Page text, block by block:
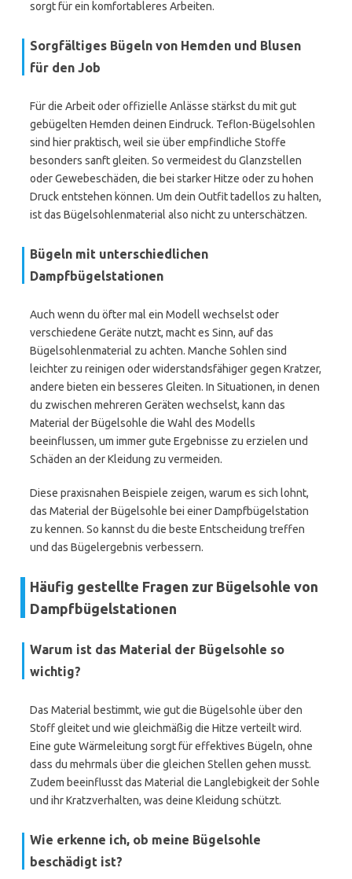
sorgt für ein komfortableres Arbeiten.
Sorgfältiges Bügeln von Hemden und Blusen
für den Job
Für die Arbeit oder offizielle Anlässe stärkst du mit gut
gebügelten Hemden deinen Eindruck. Teflon-Bügelsohlen
sind hier praktisch, weil sie über empfindliche Stoffe
besonders sanft gleiten. So vermeidest du Glanzstellen
oder Gewebeschäden, die bei starker Hitze oder zu hohen
Druck entstehen können. Um dein Outfit tadellos zu halten,
ist das Bügelsohlenmaterial also nicht zu unterschätzen.
Bügeln mit unterschiedlichen
Dampfbügelstationen
Auch wenn du öfter mal ein Modell wechselst oder
verschiedene Geräte nutzt, macht es Sinn, auf das
Bügelsohlenmaterial zu achten. Manche Sohlen sind
leichter zu reinigen oder widerstandsfähiger gegen Kratzer,
andere bieten ein besseres Gleiten. In Situationen, in denen
du zwischen mehreren Geräten wechselst, kann das
Material der Bügelsohle die Wahl des Modells
beeinflussen, um immer gute Ergebnisse zu erzielen und
Schäden an der Kleidung zu vermeiden.
Diese praxisnahen Beispiele zeigen, warum es sich lohnt,
das Material der Bügelsohle bei einer Dampfbügelstation
zu kennen. So kannst du die beste Entscheidung treffen
und das Bügelergebnis verbessern.
Häufig gestellte Fragen zur Bügelsohle von
Dampfbügelstationen
Warum ist das Material der Bügelsohle so
wichtig?
Das Material bestimmt, wie gut die Bügelsohle über den
Stoff gleitet und wie gleichmäßig die Hitze verteilt wird.
Eine gute Wärmeleitung sorgt für effektives Bügeln, ohne
dass du mehrmals über die gleichen Stellen gehen musst.
Zudem beeinflusst das Material die Langlebigkeit der Sohle
und ihr Kratzverhalten, was deine Kleidung schützt.
Wie erkenne ich, ob meine Bügelsohle
beschädigt ist?